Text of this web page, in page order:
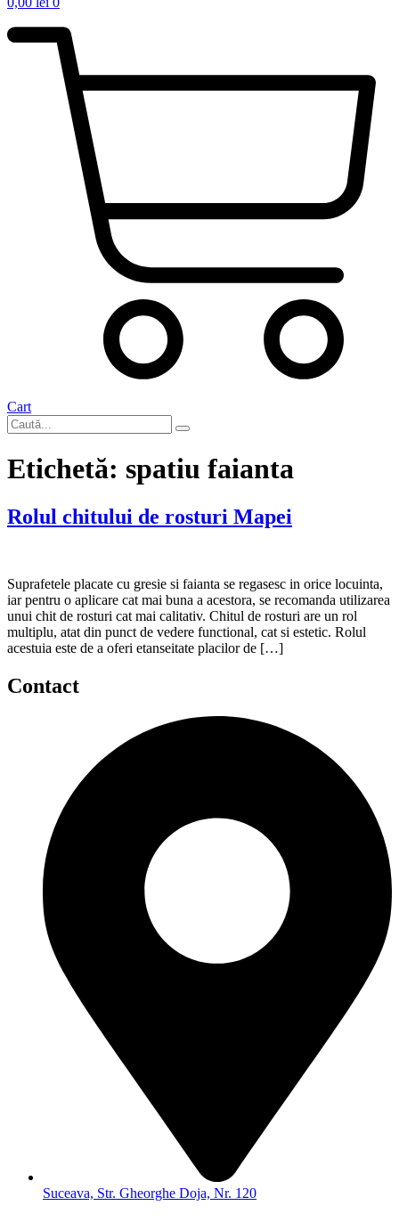
Cart
Etichetă: spatiu faianta
Rolul chitului de rosturi Mapei
Suprafetele placate cu gresie si faianta se regasesc in orice locuinta,
iar pentru o aplicare cat mai buna a acestora, se recomanda utilizarea
unui chit de rosturi cat mai calitativ. Chitul de rosturi are un rol
multiplu, atat din punct de vedere functional, cat si estetic. Rolul
acestuia este de a oferi etanseitate placilor de […]
Contact
Suceava, Str. Gheorghe Doja, Nr. 120